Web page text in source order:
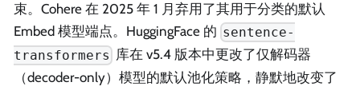
束。Cohere 在 2025 年 1 月弃用了其用于分类的默认
Embed 模型端点。HuggingFace 的 sentence-
transformers 库在 v5.4 版本中更改了仅解码器
（decoder-only）模型的默认池化策略，静默地改变了